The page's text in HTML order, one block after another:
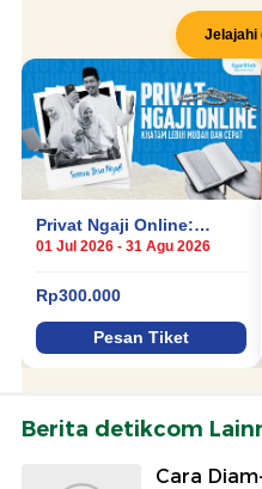
Berita detikcom
Cara